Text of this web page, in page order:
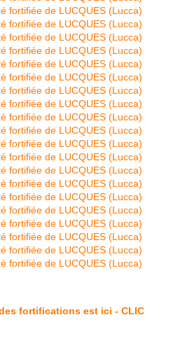
fortifications est ici - CLIC